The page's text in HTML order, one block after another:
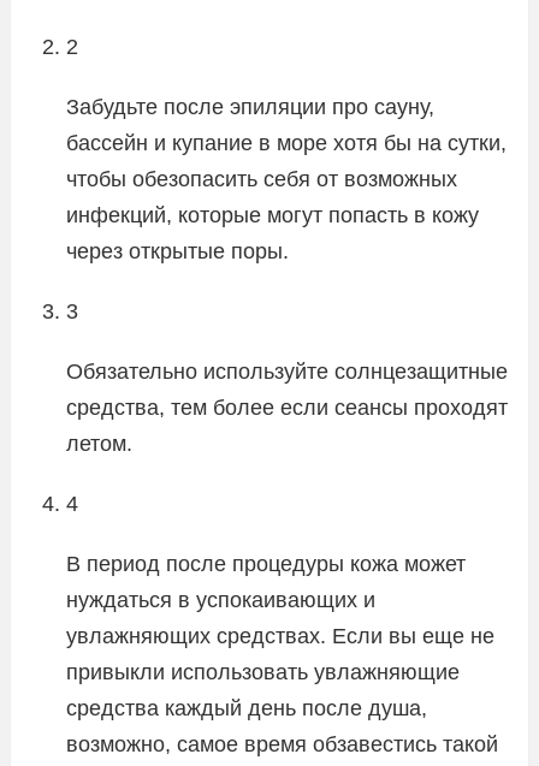
2
Забудьте после эпиляции про сауну,
бассейн и купание в море хотя бы на сутки,
чтобы обезопасить себя от возможных
инфекций, которые могут попасть в кожу
через открытые поры.
3
Обязательно используйте солнцезащитные
средства, тем более если сеансы проходят
летом.
4
В период после процедуры кожа может
нуждаться в успокаивающих и
увлажняющих средствах. Если вы еще не
привыкли использовать увлажняющие
средства каждый день после душа,
возможно, самое время обзавестись такой